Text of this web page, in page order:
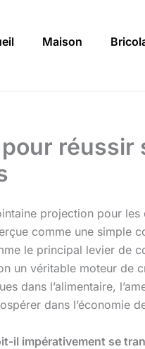
Maison
projection pour
comme une simple
le principal levier de
un véritable moteur de
dans l’alimentaire,
dans l’économie
il impérativement se